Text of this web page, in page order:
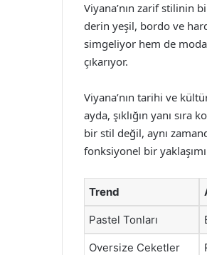
Viyana’nın zarif stilinin
derin yeşil, bordo ve
simgeliyor hem de
çıkarıyor.
Viyana’nın tarihi ve
ayda, şıklığın yanı
bir stil değil, aynı
fonksiyonel bir
Trend
Pastel Tonları
Oversize Ceketler